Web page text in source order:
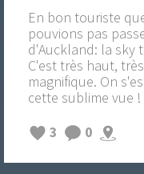
En bon touriste
pouvions pas
d'Auckland: la sky
C'est très haut,
magnifique. On
cette sublime vue !
3
0